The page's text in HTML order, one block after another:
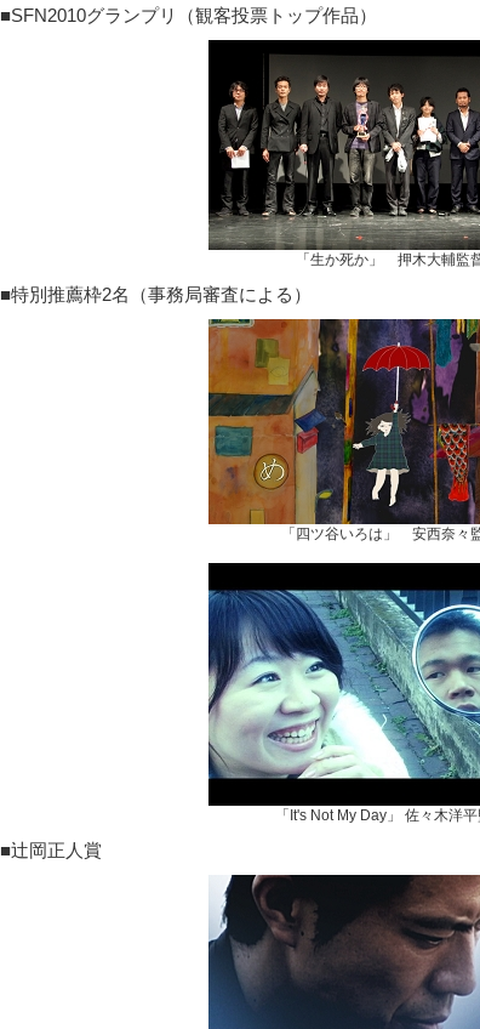
■SFN2010グランプリ（観客投票トップ作品）
「生か死か」 押木大輔監
■特別推薦枠2名（事務局審査による）
「四ツ谷いろは」 安西奈々
「It's Not My Day」 佐々木洋
■辻岡正人賞